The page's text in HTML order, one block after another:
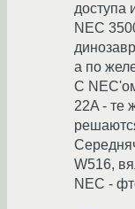
доступа
NEC
а по
С
22A - те
W516,
NEC -